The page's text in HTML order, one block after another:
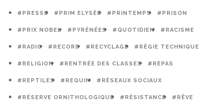
#PRESSE #PRIM ELYSÉE #PRINTEMPS #PRISON
#PRIX NOBEL #PYRÉNÉES #QUOTIDIEN #RACISME
#RADIO #RECORD #RECYCLAGE #RÉGIE TECHNIQUE
#RELIGION #RENTRÉE DES CLASSES #REPAS
#REPTILES #REQUIN #RÉSEAUX SOCIAUX
#RÉSERVE ORNITHOLOGIQUE #RÉSISTANCE #RÊVE